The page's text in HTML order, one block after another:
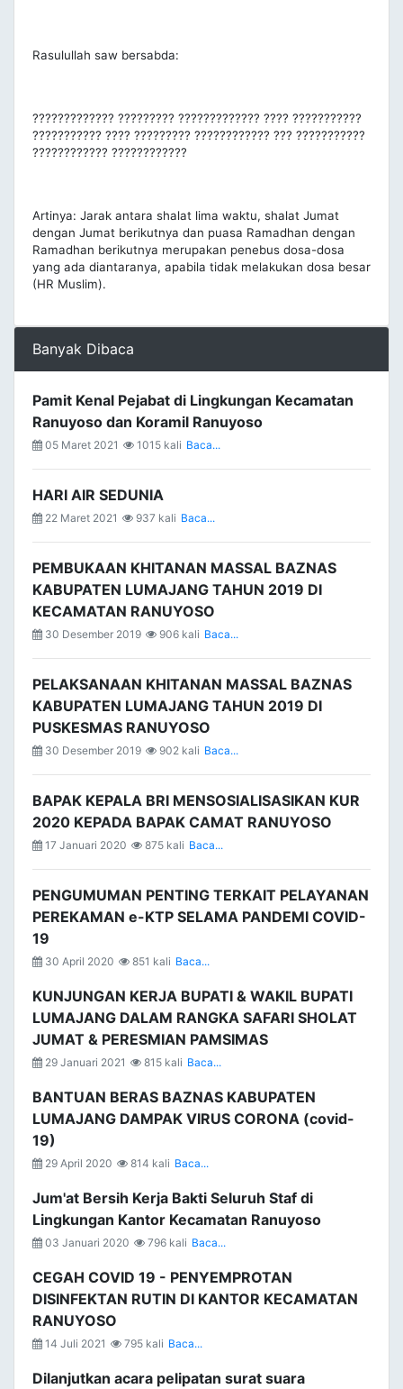
Rasulullah saw bersabda:
????????????? ????????? ????????????? ???? ???????????
??????????? ???? ????????? ???????????? ??? ???????????
???????????? ????????????
Artinya: Jarak antara shalat lima waktu, shalat Jumat
dengan Jumat berikutnya dan puasa Ramadhan dengan
Ramadhan berikutnya merupakan penebus dosa-dosa
yang ada diantaranya, apabila tidak melakukan dosa besar
(HR Muslim).
Banyak Dibaca
Pamit Kenal Pejabat di Lingkungan Kecamatan
Ranuyoso dan Koramil Ranuyoso
05 Maret 2021 1015 kali Baca...
HARI AIR SEDUNIA
22 Maret 2021 937 kali Baca...
PEMBUKAAN KHITANAN MASSAL BAZNAS
KABUPATEN LUMAJANG TAHUN 2019 DI
KECAMATAN RANUYOSO
30 Desember 2019 906 kali Baca...
PELAKSANAAN KHITANAN MASSAL BAZNAS
KABUPATEN LUMAJANG TAHUN 2019 DI
PUSKESMAS RANUYOSO
30 Desember 2019 902 kali Baca...
BAPAK KEPALA BRI MENSOSIALISASIKAN KUR
2020 KEPADA BAPAK CAMAT RANUYOSO
17 Januari 2020 875 kali Baca...
PENGUMUMAN PENTING TERKAIT PELAYANAN
PEREKAMAN e-KTP SELAMA PANDEMI COVID-
19
30 April 2020 851 kali Baca...
KUNJUNGAN KERJA BUPATI & WAKIL BUPATI
LUMAJANG DALAM RANGKA SAFARI SHOLAT
JUMAT & PERESMIAN PAMSIMAS
29 Januari 2021 815 kali Baca...
BANTUAN BERAS BAZNAS KABUPATEN
LUMAJANG DAMPAK VIRUS CORONA (covid-
19)
29 April 2020 814 kali Baca...
Jum'at Bersih Kerja Bakti Seluruh Staf di
Lingkungan Kantor Kecamatan Ranuyoso
03 Januari 2020 796 kali Baca...
CEGAH COVID 19 - PENYEMPROTAN
DISINFEKTAN RUTIN DI KANTOR KECAMATAN
RANUYOSO
14 Juli 2021 795 kali Baca...
Dilanjutkan acara pelipatan surat suara